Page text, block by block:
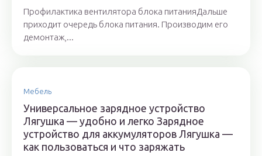
Профилактика вентилятора блока питанияДальше
приходит очередь блока питания. Производим его
демонтаж,...
Мебель
Универсальное зарядное устройство
Лягушка — удобно и легко Зарядное
устройство для аккумуляторов Лягушка —
как пользоваться и что заряжать